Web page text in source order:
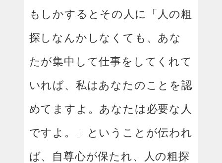
もしかするとその人に「人の粗
探しなんかしなくても、あな
たが集中して仕事をしてくれて
いれば、私はあなたのことを認
めてますよ。あなたは必要な人
ですよ。」ということが伝われ
ば、自尊心が保たれ、人の粗探